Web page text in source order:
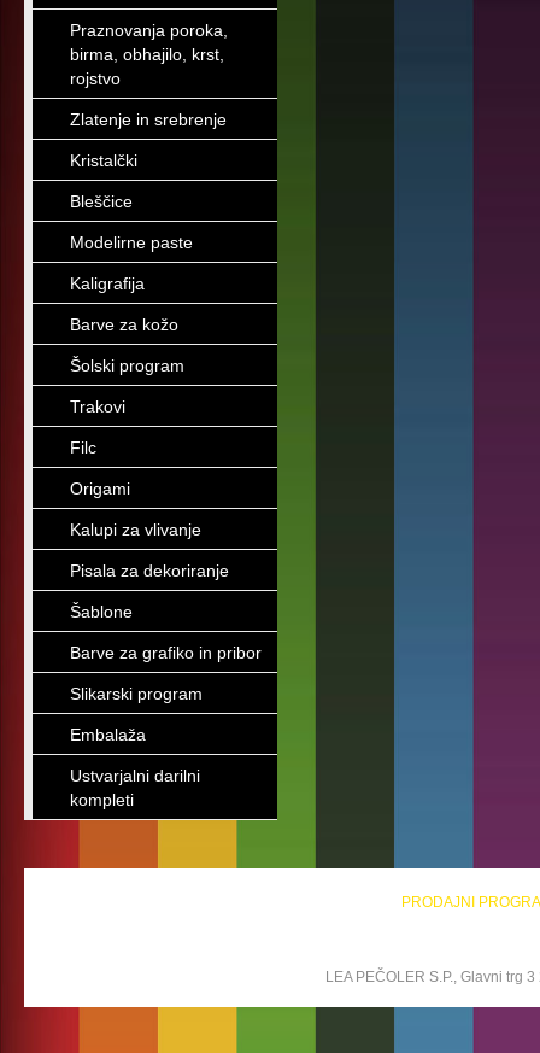
Praznovanja poroka,
birma, obhajilo, krst,
rojstvo
Zlatenje in srebrenje
Kristalčki
Bleščice
Modelirne paste
Kaligrafija
Barve za kožo
Šolski program
Trakovi
Filc
Origami
Kalupi za vlivanje
Pisala za dekoriranje
Šablone
Barve za grafiko in pribor
Slikarski program
Embalaža
Ustvarjalni darilni
kompleti
PRODAJNI
LEA PEČOLER S.P., Glavni trg